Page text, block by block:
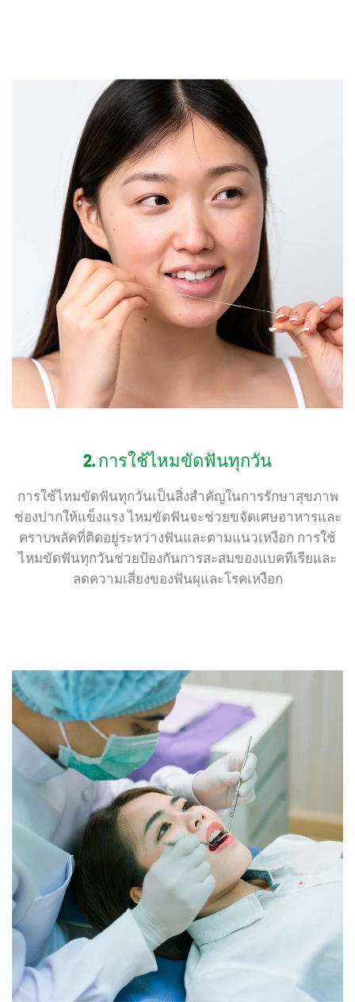
2. การใช้ไหมขัดฟันทุกวัน
การใช้ไหมขัดฟันทุกวันเป็นสิ่งสำคัญในการรักษาสุขภาพ
ช่องปากให้แข็งแรง ไหมขัดฟันจะช่วยขจัดเศษอาหารและ
คราบพลัคที่ติดอยู่ระหว่างฟันและตามแนวเหงือก การใช้
ไหมขัดฟันทุกวันช่วยป้องกันการสะสมของแบคทีเรียและ
ลดความเสี่ยงของฟันผุและโรคเหงือก